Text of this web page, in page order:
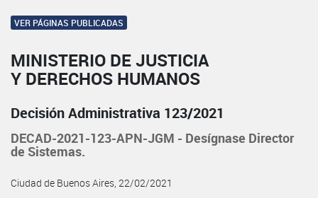
VER PÁGINAS PUBLICADAS
MINISTERIO DE JUSTICIA
Y DERECHOS HUMANOS
Decisión Administrativa 123/2021
DECAD-2021-123-APN-JGM - Desígnase Director
de Sistemas.
Ciudad de Buenos Aires, 22/02/2021